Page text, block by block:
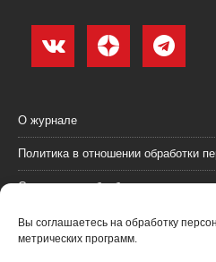
Вы соглашаетесь на обработку
метрических программ.
О журнале
Политика в отношении обработки
Согласие на обработку
Пользовательское соглашение